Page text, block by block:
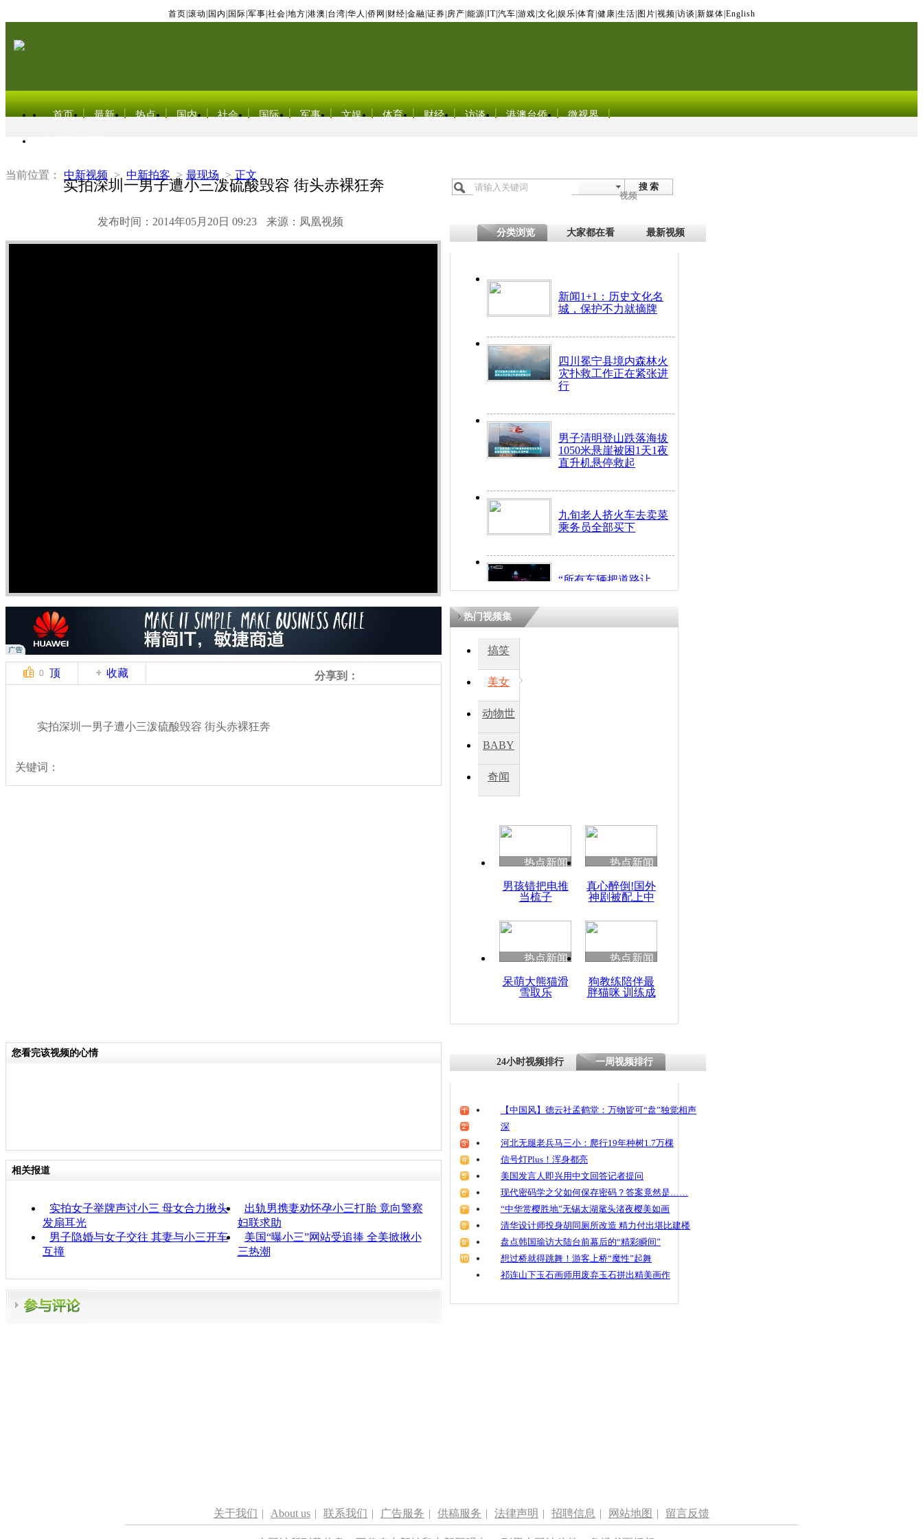
首页 滚动 国内 国际 军事 社会 地方 港澳 台湾 华人 侨网 财经 金融 证券 房产 能源 IT| 汽车 游戏 文化 娱乐 体育 健康 生活 图片 视频 访谈 新媒体 English
首页 最新 热点 国内 社会 国际 军事 文娱 体育 财经 访谈 港澳台侨 微视界
当前位置： 中新视频 > 中新拍客 > 最现场 > 正文
实拍深圳一男子遭小三泼硫酸毁容 街头赤裸狂奔
发布时间：2014年05月20日 09:23 来源：凤凰视频
搜 索
视频
分类浏览 大家都在看 最新视频
新闻1+1：历史文化名
城，保护不力就摘牌
四川冕宁县境内森林火
灾扑救工作正在紧张进
行
男子清明登山跌落海拔
1050米悬崖被困1天1夜
直升机悬停救起
九旬老人挤火车去卖菜
乘务员全部买下
“所有车辆把道路让
开！”儿童突发疾病交
因
度苗族花山节
魂
0 顶 收藏 分享到：
实拍深圳一男子遭小三泼硫酸毁容 街头赤裸狂奔
关键词：
热门视频集
搞笑
美女
动物世
BABY
秀
奇闻
热点新闻
男孩错把电推
当梳子
热点新闻
真心醉倒!国外
神剧被配上中
热点新闻
呆萌大熊猫滑
雪取乐
热点新闻
狗教练陪伴最
胖猫咪 训练成
您看完该视频的心情
相关报道
实拍女子举牌声讨小三 母女合力揪头
发扇耳光
出轨男携妻劝怀孕小三打胎 竟向警察
妇联求助
男子隐婚与女子交往 其妻与小三开车
互撞
美国“曝小三”网站受追捧 全美掀揪小
三热潮
24小时视频排行 一周视频排行
【中国风】德云社孟鹤堂：万物皆可“盘”独觉相声
深
河北无腿老兵马三小：爬行19年种树1.7万棵
信号灯Plus！浑身都亮
美国发言人即兴用中文回答记者提问
现代密码学之父如何保存密码？答案竟然是……
“中华赏樱胜地”无锡太湖鼋头渚夜樱美如画
清华设计师投身胡同厕所改造 精力付出堪比建楼
盘点韩国瑜访大陆台前幕后的“精彩瞬间”
想过桥就得跳舞！游客上桥“魔性”起舞
祁连山下玉石画师用废弃玉石拼出精美画作
关于我们 | About us | 联系我们 | 广告服务 | 供稿服务 | 法律声明 | 招聘信息 | 网站地图 | 留言反馈